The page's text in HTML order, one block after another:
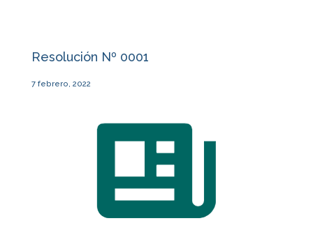
Resolución Nº 0001
7 febrero, 2022